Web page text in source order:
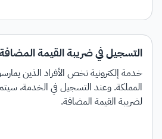
التسجيل في ضريبة القيمة المضافة
خدمة إلكترونية تخص الأفراد الذين
المملكة. وعند التسجيل في الخدمة،
لضريبة القيمة المضافة.